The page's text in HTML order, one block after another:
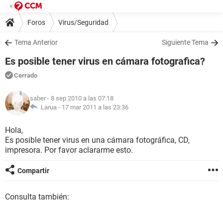
Foros Virus/Seguridad
Tema Anterior Siguiente Tema
Es posible tener virus en cámara fotografica?
Cerrado
saber - 8 sep 2010 a las 07:18
Larua - 17 mar 2011 a las 23:36
Hola,
Es posible tener virus en una cámara fotográfica, CD,
impresora. Por favor aclararme esto.
Compartir
Consulta también: